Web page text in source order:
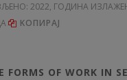
2022, ГОДИНА
KОПИРАЈ
FORMS OF WORK IN